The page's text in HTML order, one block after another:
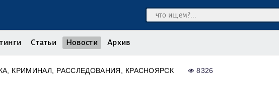
Статьи Новости Архив
КРИМИНАЛ РАССЛЕДОВАНИЯ КРАСНОЯРСК
8326